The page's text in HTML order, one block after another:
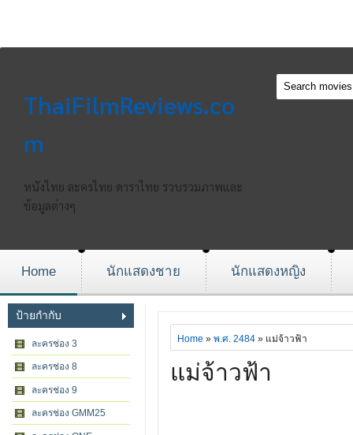
ThaiFilmReviews.co
m
หนังไทย ละครไทย ดาราไทย รวบรวมภาพและ
ข้อมูลต่างๆ
Home นักแสดงชาย นักแสดงหญิง
ป้ายกำกับ
ละครช่อง 3
ละครช่อง 8
ละครช่อง 9
ละครช่อง GMM25
Home » พ.ศ. 2484 » แม่จ้าวฟ้า
แม่จ้าวฟ้า